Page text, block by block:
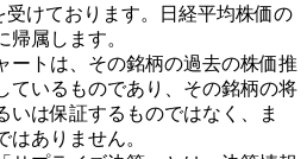
受けております。日経平均株価の
属します。
ートは、その銘柄の過去の株価推
ているものであり、その銘柄の将
いは保証するものではなく、ま
ありません。